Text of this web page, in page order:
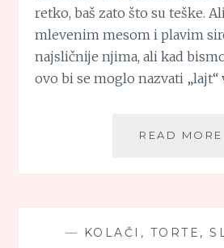
retko, baš zato što su teške.
mlevenim mesom i plavim
najsličnije njima, ali kad
ovo bi se moglo nazvati „lajt“
READ MORE
— KOLAČI, TORTE,